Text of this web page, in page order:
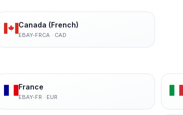
Canada (French)
EBAY-FRCA · CAD
France
EBAY-FR · EUR